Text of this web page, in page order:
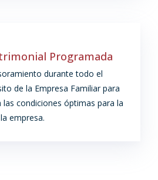
Programada
durante todo el
de la Empresa Familiar para
las condiciones óptimas para la
empresa.